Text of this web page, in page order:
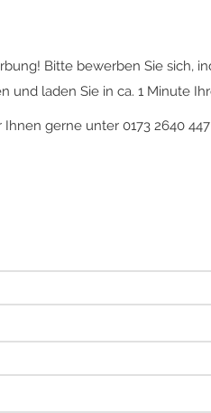
Bitte bewerben Sie sich,
und laden Sie in ca. 1 Minute
gerne unter 0173 2640